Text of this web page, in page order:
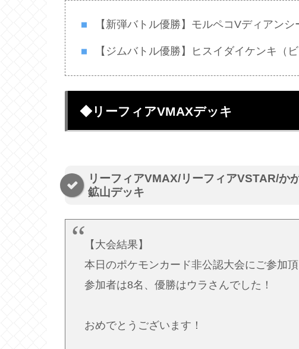
【新弾バトル優勝】モルペコVディアンシ
【ジムバトル優勝】ヒスイダイケンキ（ビ
◆リーフィアVMAXデッキ
リーフィアVMAX/リーフィアVSTAR/か
鉱山デッキ
【大会結果】
本日のポケモンカード非公認大会にご参加
参加者は8名、優勝はウラさんでした！
おめでとうございます！